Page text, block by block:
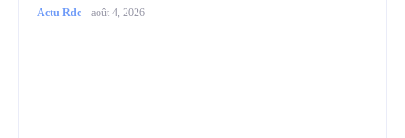
Actu Rdc -août 4, 2026